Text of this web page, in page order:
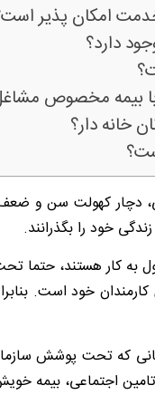
امکان پذیر
دارد؟
بیمه مخصوص
خانه دار؟
دچار کهولت سن و
خود را بگذرانند.
کار هستند، حتما
خود است.
که تحت پوشش
اجتماعی، بیمه